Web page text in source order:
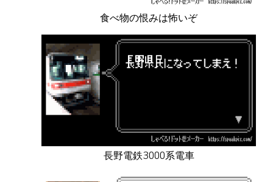
食べ物の恨みは怖いぞ
長野電鉄3000系電車